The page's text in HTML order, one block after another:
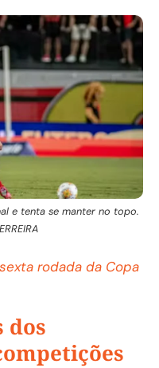
e tenta se manter no topo.
rodada da Copa
dos